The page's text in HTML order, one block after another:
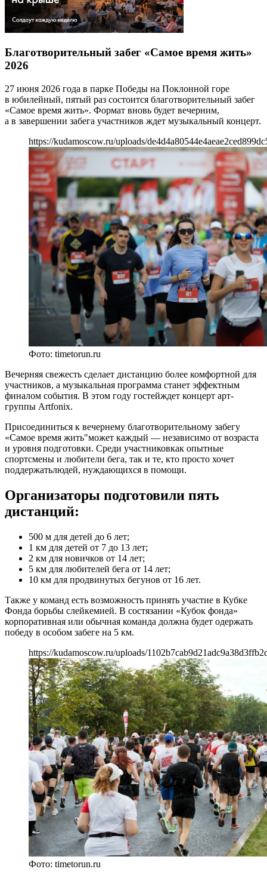
Благотворительный забег «Самое время жить»
2026
27 июня 2026 года в парке Победы на Поклонной горе
в юбилейный, пятый раз состоится благотворительный забег
«Самое время жить». Формат вновь будет вечерним,
а в завершении забега участников ждет музыкальный концерт.
https://kudamoscow.ru/uploads/
Фото: timetorun.ru
Вечерняя свежесть сделает дистанцию более комфортной для
участников, а музыкальная программа станет эффектным
финалом события. В этом году гостейждет концерт арт-
группы Artfonix.
Присоединиться к вечернему благотворительному забегу
«Самое время жить"может каждый — независимо от возраста
и уровня подготовки. Среди участниковкак опытные
спортсмены и любители бега, так и те, кто просто хочет
поддержатьлюдей, нуждающихся в помощи.
Организаторы подготовили пять
дистанций:
500 м для детей до 6 лет;
1 км для детей от 7 до 13 лет;
2 км для новичков от 14 лет;
5 км для любителей бега от 14 лет;
10 км для продвинутых бегунов от 16 лет.
Также у команд есть возможность принять участие в Кубке
Фонда борьбы слейкемией. В состязании «Кубок фонда»
корпоративная или обычная команда должна будет одержать
победу в особом забеге на 5 км.
https://kudamoscow.ru/uploads/
Фото: timetorun.ru